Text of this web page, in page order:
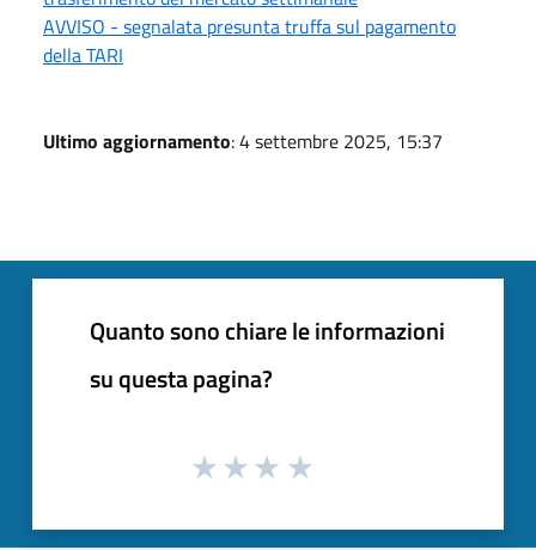
AVVISO - segnalata presunta truffa sul pagamento
della TARI
Ultimo aggiornamento: 4 settembre 2025, 15:37
Quanto sono chiare le informazioni
su questa pagina?